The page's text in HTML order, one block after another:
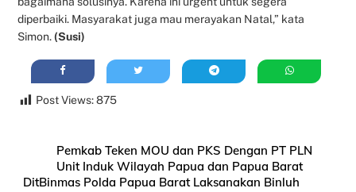
diperbaiki. Masyarakat juga mau merayakan Natal,” kata
Simon.(Susi)
Post Views: 875
Pemkab Teken MOU dan PKS Dengan PT PLN
Unit Induk Wilayah Papua dan Papua Barat
DitBinmas Polda Papua Barat Laksanakan Binluh